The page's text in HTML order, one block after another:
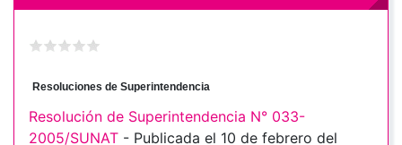
Resoluciones de Superintendencia
Resolución de Superintendencia N° 033-
2005/SUNAT - Publicada el 10 de febrero del